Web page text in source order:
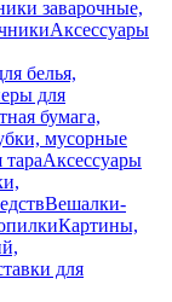
заварочные,
Аксессуары
белья,
для
бумага,
мусорные
Аксессуары
Вешалки-
Картины,
для